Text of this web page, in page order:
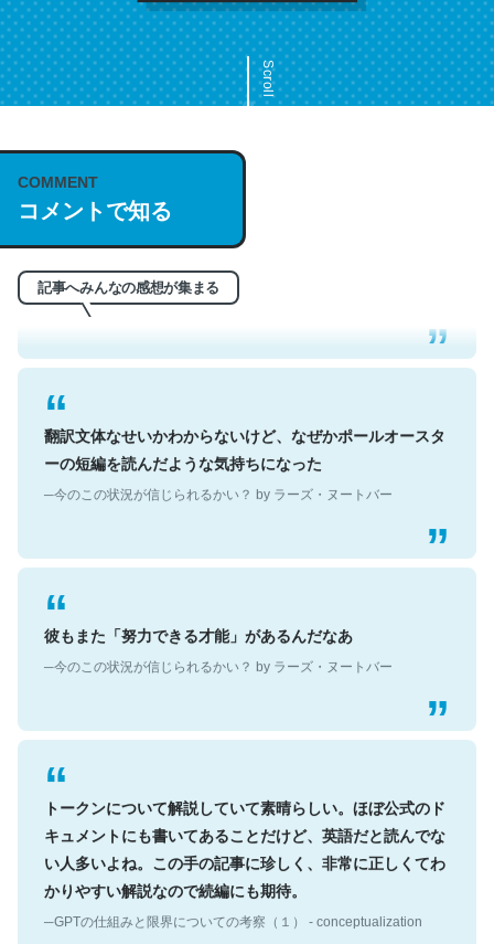
Scroll
COMMENT
コメントで知る
記事へみんなの感想が集まる
これは名文。彼はとてもクレバーなんだろうなと凄く思
う。英語少しでも読める人は原文もお勧め。自分はこの流
れ好き。Let’s Fucking Go. Then Covid hit. Shit.
─今のこの状況が信じられるかい？ by ラーズ・ヌートバー
翻訳文体なせいかわからないけど、なぜかポールオースタ
ーの短編を読んだような気持ちになった
─今のこの状況が信じられるかい？ by ラーズ・ヌートバー
彼もまた「努力できる才能」があるんだなあ
─今のこの状況が信じられるかい？ by ラーズ・ヌートバー
トークンについて解説していて素晴らしい。ほぼ公式のド
キュメントにも書いてあることだけど、英語だと読んでな
い人多いよね。この手の記事に珍しく、非常に正しくてわ
かりやすい解説なので続編にも期待。
─GPTの仕組みと限界についての考察（１） - conceptualization